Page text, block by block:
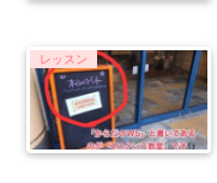
レッスン